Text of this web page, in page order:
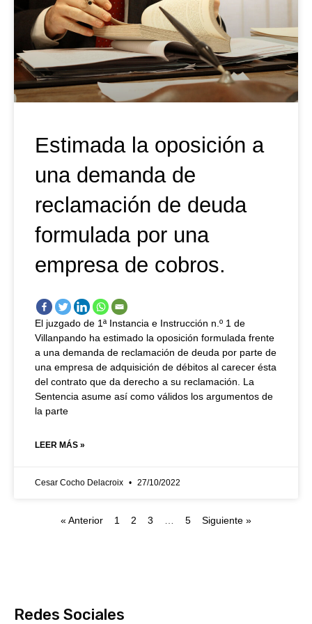
Estimada la oposición a
una demanda de
reclamación de deuda
formulada por una
empresa de cobros.
El juzgado de 1ª Instancia e Instrucción n.º 1 de
Villanpando ha estimado la oposición formulada frente
a una demanda de reclamación de deuda por parte de
una empresa de adquisición de débitos al carecer ésta
del contrato que da derecho a su reclamación. La
Sentencia asume así como válidos los argumentos de
la parte
LEER MÁS »
Cesar Cocho Delacroix 27/10/2022
« Anterior 1 2 3 … 5 Siguiente »
Redes Sociales